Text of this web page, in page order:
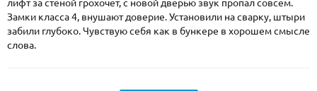
лифт за стеной грохочет, с новой дверью звук пропал совсем.
Замки класса 4, внушают доверие. Установили на сварку, штыри
забили глубоко. Чувствую себя как в бункере в хорошем смысле
слова.